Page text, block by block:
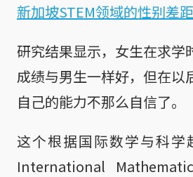
新加坡STEM领域的性别差距
研究结果显示，女生在求学
成绩与男生一样好，但在以
自己的能力不那么自信了。
这个根据国际数学与科学
International